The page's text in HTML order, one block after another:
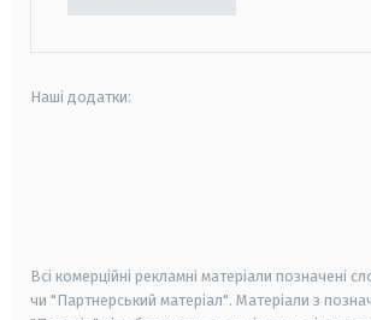
Наші додатки:
Всі комерційні рекламні матеріали позначені
чи "Партнерський матеріал". Матеріали з